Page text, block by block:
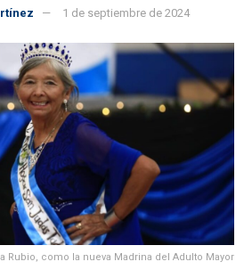
1 de septiembre de 2024
Rubio, como la nueva Madrina del Adulto Mayor